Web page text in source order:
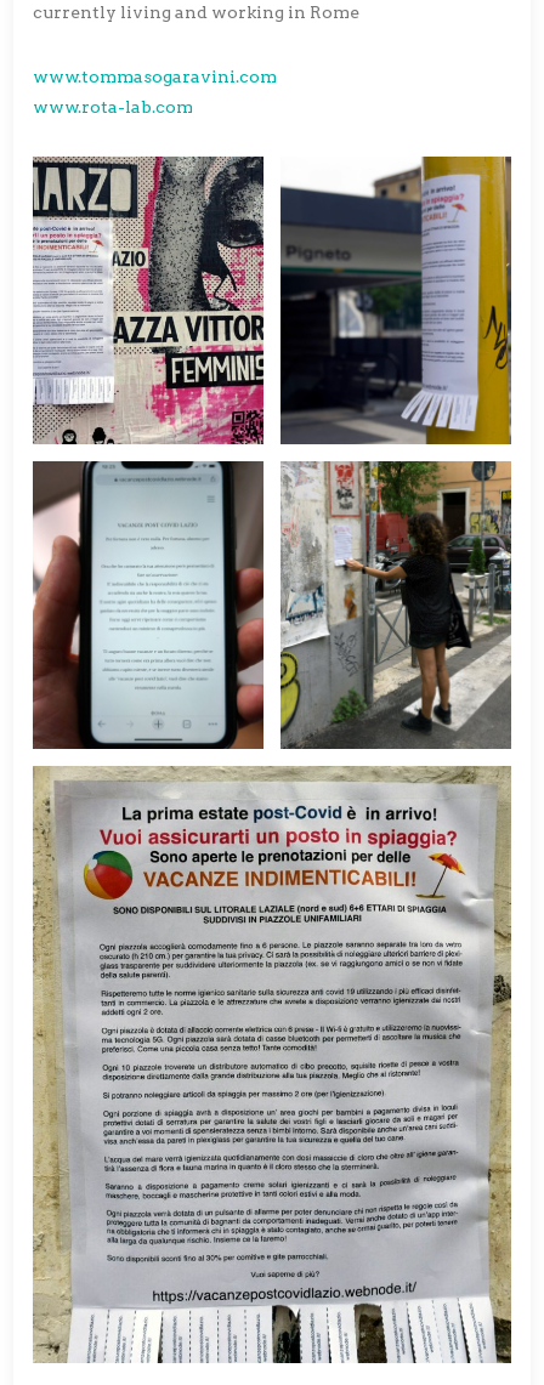
currently living and working in Rome
www.tommasogaravini.com
www.rota-lab.com